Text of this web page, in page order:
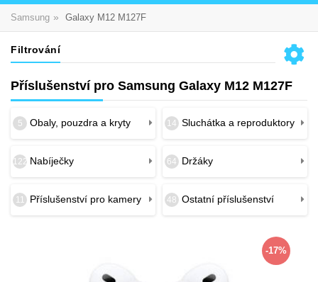
Samsung » Galaxy M12 M127F
Filtrování
Příslušenství pro Samsung Galaxy M12 M127F
5 Obaly, pouzdra a kryty 14 Sluchátka a reproduktory
122 Nabíječky 64 Držáky
11 Příslušenství pro kamery 48 Ostatní příslušenství
-17%